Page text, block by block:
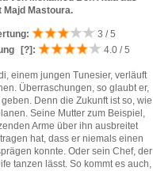
Majd Mastoura.
3 / 5
[?] : 4.0 / 5
einem jungen Tunesier, verläuft
Überraschungen, so glaubt er,
Denn die Zukunft ist so, wie
Seine Mutter zum Beispiel,
Arme über ihn ausbreitet
hat, dass er niemals einen
konnte. Oder sein Chef, der
tanzen lässt. So kommt es auch,